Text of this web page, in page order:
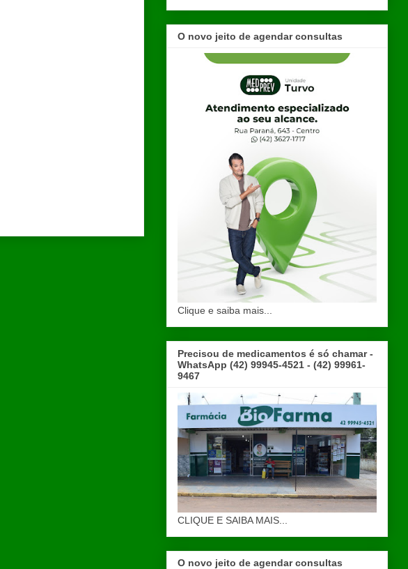
O novo jeito de agendar consultas
Clique e saiba mais...
Precisou de medicamentos é só chamar -
WhatsApp (42) 99945-4521 - (42) 99961-
9467
CLIQUE E SAIBA MAIS...
O novo jeito de agendar consultas